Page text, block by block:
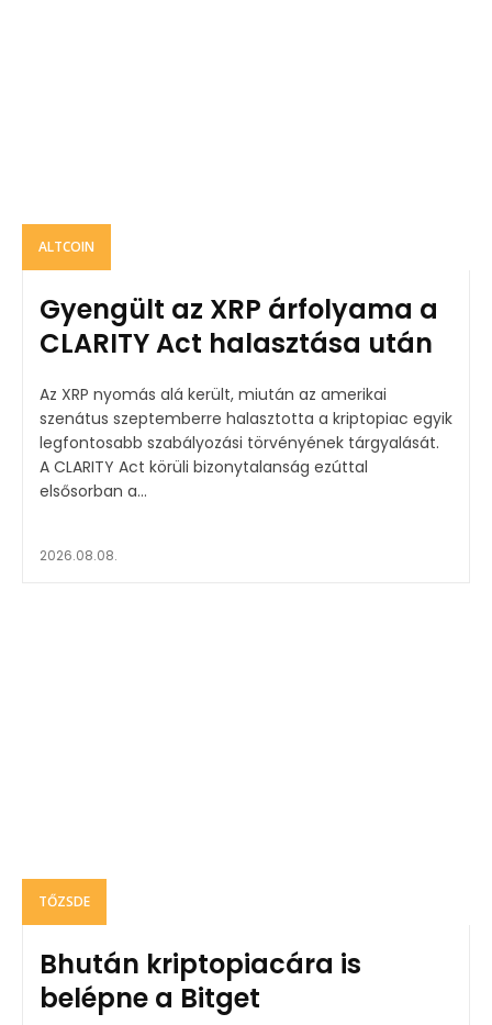
ALTCOIN
Gyengült az XRP árfolyama a
CLARITY Act halasztása után
Az XRP nyomás alá került, miután az amerikai
szenátus szeptemberre halasztotta a kriptopiac egyik
legfontosabb szabályozási törvényének tárgyalását.
A CLARITY Act körüli bizonytalanság ezúttal
elsősorban a...
2026.08.08.
TŐZSDE
Bhután kriptopiacára is
belépne a Bitget